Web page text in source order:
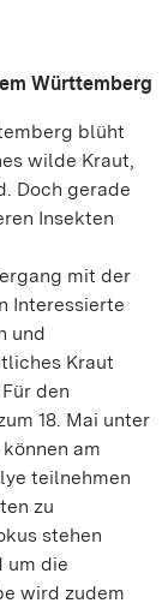
Württemberg
blüht
wilde Kraut,
Doch gerade
Insekten
mit der
Interessierte
und
Kraut
den
18. Mai unter
am
teilnehmen
zu
stehen
um die
wird zudem